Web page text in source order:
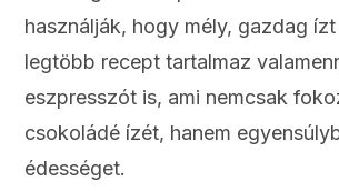
használják, hogy mély, gazdag
legtöbb recept tartalmaz
eszpresszót is, ami nemcsak
csokoládé ízét, hanem
édességet.